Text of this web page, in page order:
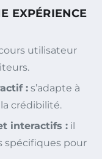
EXPÉRIENCE
utilisateur
: s’adapte à
crédibilité.
interactifs : il
spécifiques pour